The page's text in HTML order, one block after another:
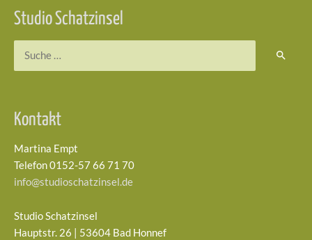
Studio Schatzinsel
Kontakt
Martina Empt
Telefon 0152-57 66 71 70
info@studioschatzinsel.de
Studio Schatzinsel
Hauptstr. 26 | 53604 Bad Honnef